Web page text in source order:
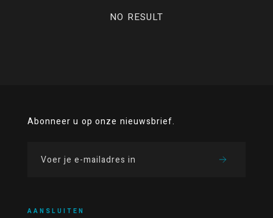
NO RESULT
Abonneer u op onze nieuwsbrief.
AANSLUITEN